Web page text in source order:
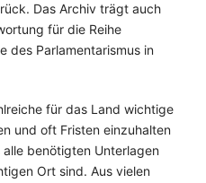
Das Archiv trägt auch
für die Reihe
des Parlamentarismus in
für das Land wichtige
und oft Fristen einzuhalten
benötigten Unterlagen
Ort sind. Aus vielen